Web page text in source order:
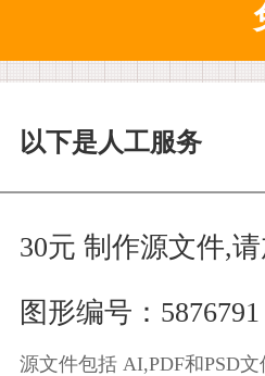
以下是人工服务
30元 制作源文件,
图形编号：5876791
源文件包括 AI,PDF和PSD文